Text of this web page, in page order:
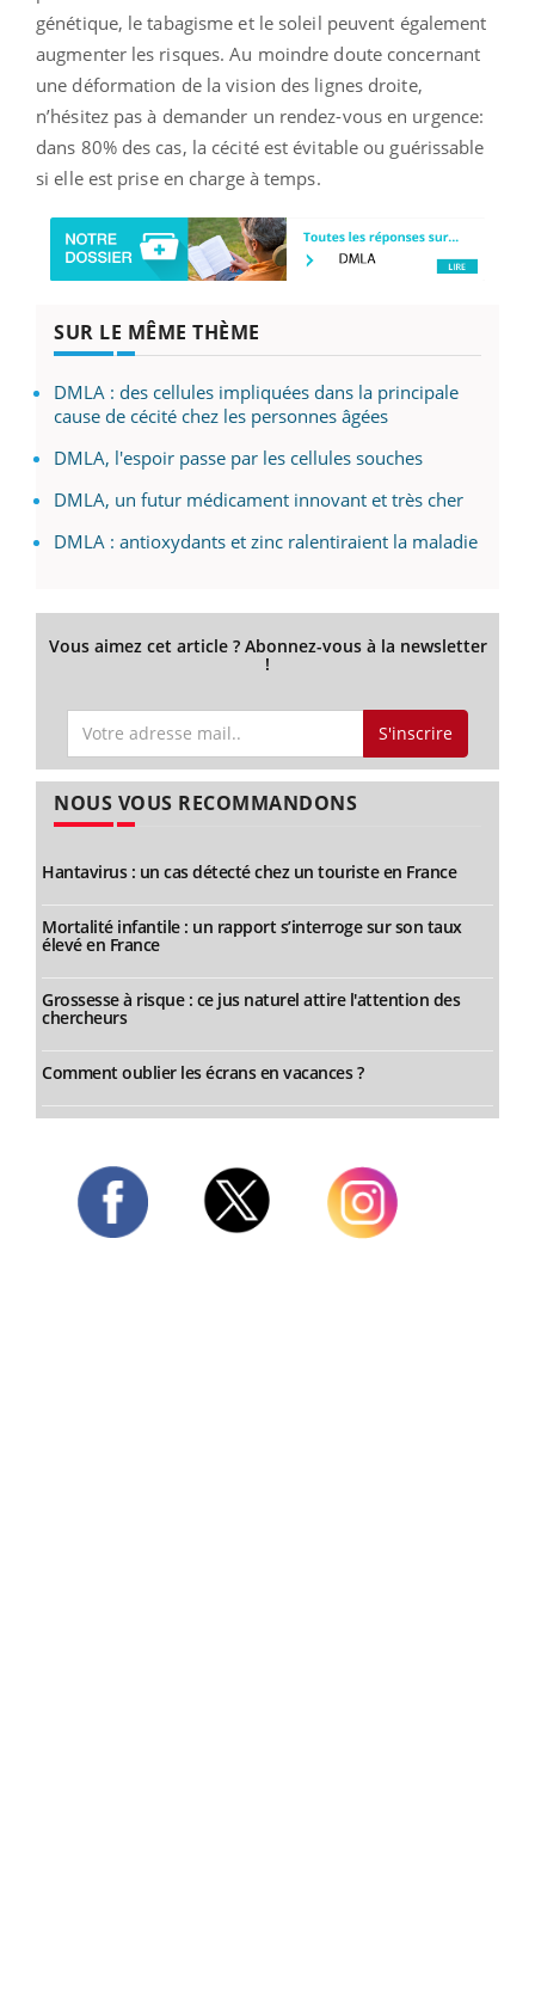
génétique, le tabagisme et le soleil peuvent également
augmenter les risques. Au moindre doute concernant
une déformation de la vision des lignes droite,
n’hésitez pas à demander un rendez-vous en urgence:
dans 80% des cas, la cécité est évitable ou guérissable
si elle est prise en charge à temps.
SUR LE MÊME THÈME
DMLA : des cellules impliquées dans la principale
cause de cécité chez les personnes âgées
DMLA, l'espoir passe par les cellules souches
DMLA, un futur médicament innovant et très cher
DMLA : antioxydants et zinc ralentiraient la maladie
Vous aimez cet article ? Abonnez-vous à la newsletter
!
S'inscrire
NOUS VOUS RECOMMANDONS
Hantavirus : un cas détecté chez un touriste en France
Mortalité infantile : un rapport s’interroge sur son taux
élevé en France
Grossesse à risque : ce jus naturel attire l'attention des
chercheurs
Comment oublier les écrans en vacances ?